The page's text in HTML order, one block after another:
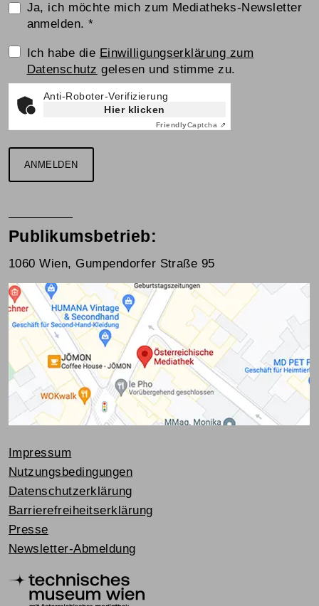
Ja, ich möchte mich zum Mediatheks-Newsletter
anmelden.*
Einwilligungserklärung
Ich habe die Einwilligungserklärung zum
Datenschutz gelesen und stimme zu.
Anti-Roboter-Verifizierung
Hier klicken
FriendlyCaptcha ⇗
ANMELDEN
Publikumsbetrieb:
1060 Wien, Gumpendorfer Straße 95
Impressum
Nutzungsbedingungen
Datenschutzerklärung
Barrierefreiheitserklärung
Presse
Newsletter-Abmeldung